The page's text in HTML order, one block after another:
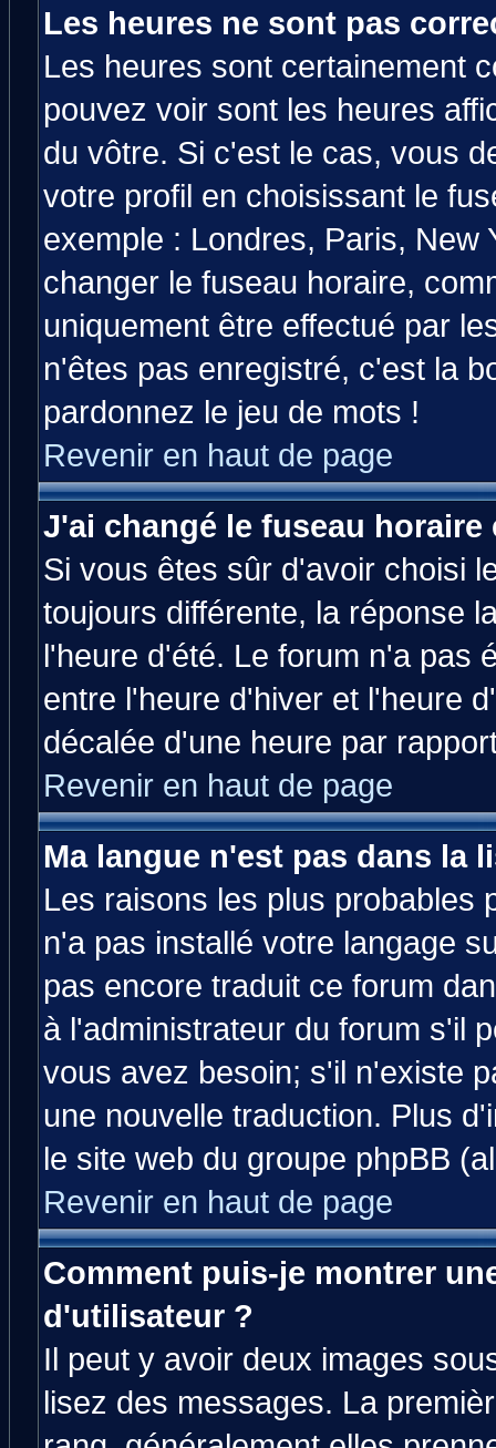
Les heures ne sont pas
Les heures sont certainement
pouvez voir sont les heures
du vôtre. Si c'est le cas, vous
votre profil en choisissant le
exemple : Londres, Paris, New
changer le fuseau horaire,
uniquement être effectué par
n'êtes pas enregistré, c'est la
pardonnez le jeu de mots !
Revenir en haut de page
J'ai changé le fuseau
Si vous êtes sûr d'avoir choisi
toujours différente, la réponse
l'heure d'été. Le forum n'a pas
entre l'heure d'hiver et l'heure
décalée d'une heure par
Revenir en haut de page
Ma langue n'est pas dans la
Les raisons les plus probables
n'a pas installé votre langage
pas encore traduit ce forum
à l'administrateur du forum s'il
vous avez besoin; s'il n'existe
une nouvelle traduction. Plus
le site web du groupe phpBB
Revenir en haut de page
Comment puis-je montrer
d'utilisateur ?
Il peut y avoir deux images
lisez des messages. La